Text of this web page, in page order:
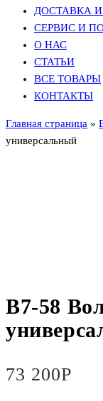
ДОСТАВКА
СЕРВИС И
О НАС
СТАТЬИ
ВСЕ ТОВАРЫ
КОНТАКТЫ
Главная страница »
универсальный
В7-58
73 200Р